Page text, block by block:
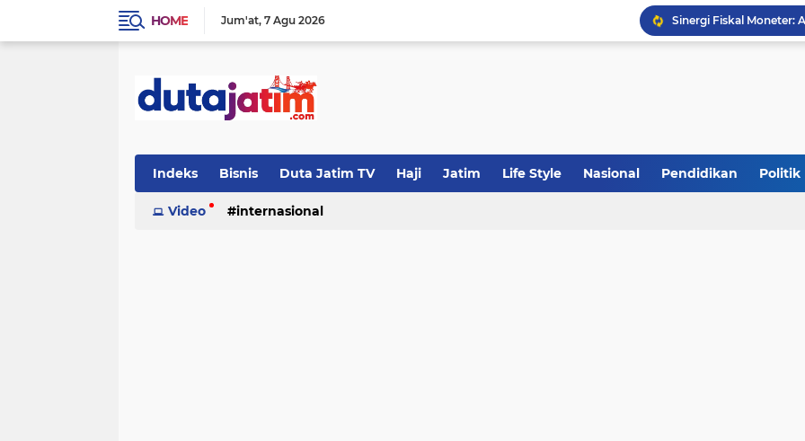
HOME Jum'at 7 Agu 2026
Sinergi Fiskal Moneter:
Indeks Bisnis Duta Jatim TV Haji Jatim Life Style Nasional Pendidikan Politik
Video internasional